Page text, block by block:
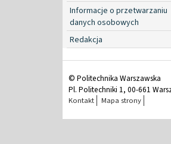
Informacje o przetwarzaniu
danych osobowych
Redakcja
© Politechnika Warszawska
Pl. Politechniki 1, 00-661
Kontakt Mapa strony